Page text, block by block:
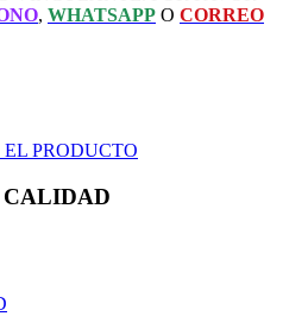
, WHATSAPP O CORREO
PRODUCTO
CALIDAD